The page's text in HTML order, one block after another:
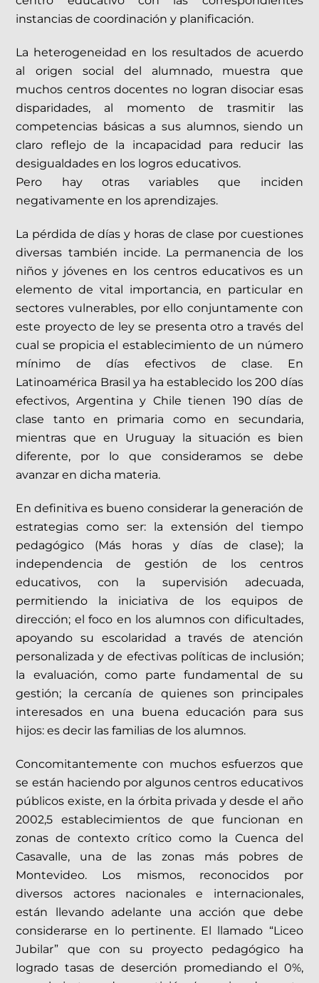
instancias de coordinación y planificación.
La heterogeneidad en los resultados de acuerdo
al origen social del alumnado, muestra que
muchos centros docentes no logran disociar esas
disparidades, al momento de trasmitir las
competencias básicas a sus alumnos, siendo un
claro reflejo de la incapacidad para reducir las
desigualdades en los logros educativos.
Pero hay otras variables que inciden
negativamente en los aprendizajes.
La pérdida de días y horas de clase por cuestiones
diversas también incide. La permanencia de los
niños y jóvenes en los centros educativos es un
elemento de vital importancia, en particular en
sectores vulnerables, por ello conjuntamente con
este proyecto de ley se presenta otro a través del
cual se propicia el establecimiento de un número
mínimo de días efectivos de clase. En
Latinoamérica Brasil ya ha establecido los 200 días
efectivos, Argentina y Chile tienen 190 días de
clase tanto en primaria como en secundaria,
mientras que en Uruguay la situación es bien
diferente, por lo que consideramos se debe
avanzar en dicha materia.
En definitiva es bueno considerar la generación de
estrategias como ser: la extensión del tiempo
pedagógico (Más horas y días de clase); la
independencia de gestión de los centros
educativos, con la supervisión adecuada,
permitiendo la iniciativa de los equipos de
dirección; el foco en los alumnos con dificultades,
apoyando su escolaridad a través de atención
personalizada y de efectivas políticas de inclusión;
la evaluación, como parte fundamental de su
gestión; la cercanía de quienes son principales
interesados en una buena educación para sus
hijos: es decir las familias de los alumnos.
Concomitantemente con muchos esfuerzos que
se están haciendo por algunos centros educativos
públicos existe, en la órbita privada y desde el año
2002,5 establecimientos de que funcionan en
zonas de contexto crítico como la Cuenca del
Casavalle, una de las zonas más pobres de
Montevideo. Los mismos, reconocidos por
diversos actores nacionales e internacionales,
están llevando adelante una acción que debe
considerarse en lo pertinente. El llamado “Liceo
Jubilar” que con su proyecto pedagógico ha
logrado tasas de deserción promediando el 0%,